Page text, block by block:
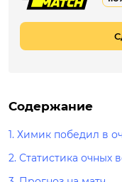
Содержание
1. Химик победил в
2. Статистика очных